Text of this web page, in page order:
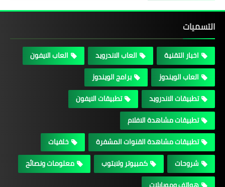
التسميات
اخبار التقنية العاب الاندرويد
العاب الايفون
العاب الويندوز
برامج الويندوز
تطبيقات الاندرويد
تطبيقات الايفون
تطبيقات مشاهدة الافلام
تطبيقات مشاهدة القنوات المشفرة
خلفيات
شروحات
كمبيوتر ولابتوب
معلومات ونصائح